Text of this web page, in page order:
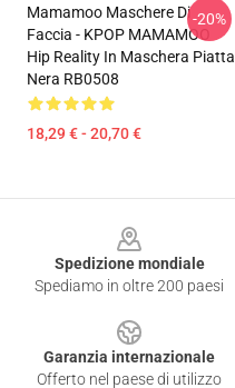
Mamamoo Maschere Di
Faccia - KPOP MAMAMOO
Hip Reality In Maschera Piatta
Nera RB0508
18,29 € - 20,70 €
-20%
Spedizione mondiale
Spediamo in oltre 200 paesi
Garanzia internazionale
Offerto nel paese di utilizzo